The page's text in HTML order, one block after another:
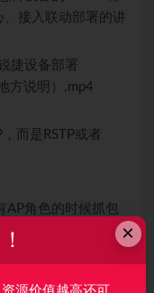
接入联动部署的讲
捷设备部署
方说明）.mp4
而是RSTP或者
AP角色的时候抓包
.mp4 132.94M
×